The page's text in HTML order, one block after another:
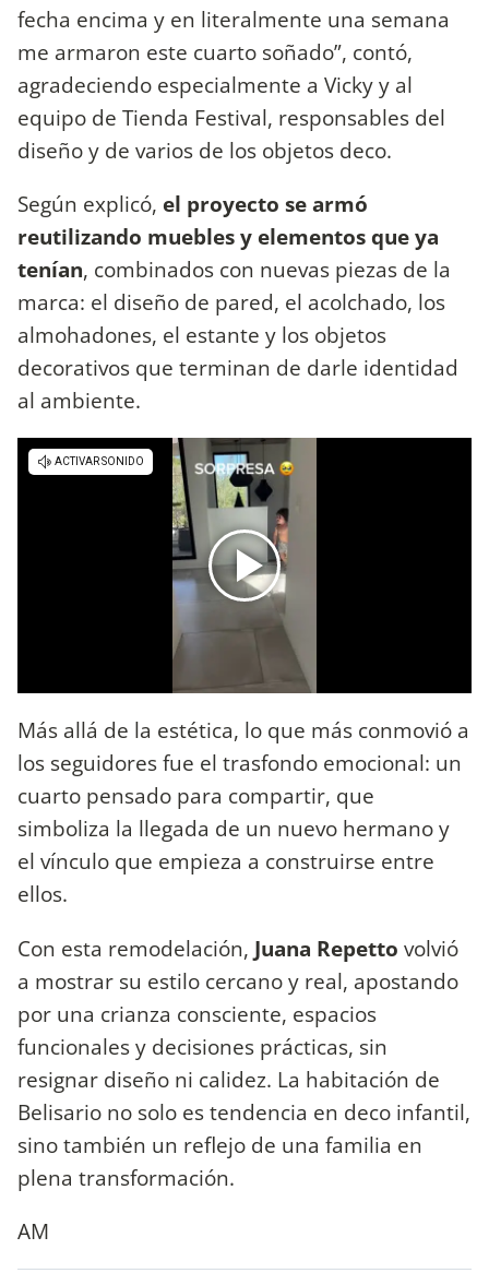
fecha encima y en literalmente una semana
me armaron este cuarto soñado”, contó,
agradeciendo especialmente a Vicky y al
equipo de Tienda Festival, responsables del
diseño y de varios de los objetos deco.
Según explicó, el proyecto se armó
reutilizando muebles y elementos que ya
tenían, combinados con nuevas piezas de la
marca: el diseño de pared, el acolchado, los
almohadones, el estante y los objetos
decorativos que terminan de darle identidad
al ambiente.
Más allá de la estética, lo que más conmovió a
los seguidores fue el trasfondo emocional: un
cuarto pensado para compartir, que
simboliza la llegada de un nuevo hermano y
el vínculo que empieza a construirse entre
ellos.
Con esta remodelación, Juana Repetto volvió
a mostrar su estilo cercano y real, apostando
por una crianza consciente, espacios
funcionales y decisiones prácticas, sin
resignar diseño ni calidez. La habitación de
Belisario no solo es tendencia en deco infantil,
sino también un reflejo de una familia en
plena transformación.
AM